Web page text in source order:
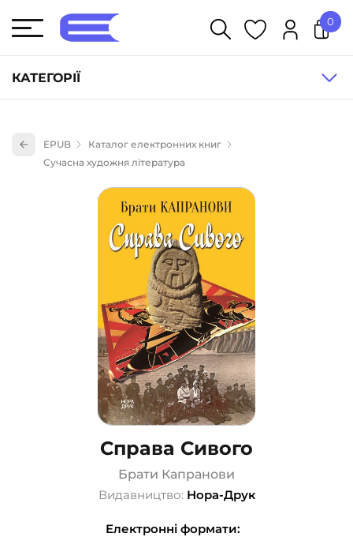
КАТЕГОРІЇ
Книги для дітей (836)
Науково-популярна література (1015)
Навчальна література та посібники (527)
Енциклопедії, довідники, словники (55)
Подарункові сертифікати (1)
0
EPUB
Каталог електронних книг
Сучасна художня література
Справа Сивого
Брати Капранови
Видавництво: Нора-Друк
Електронні формати: